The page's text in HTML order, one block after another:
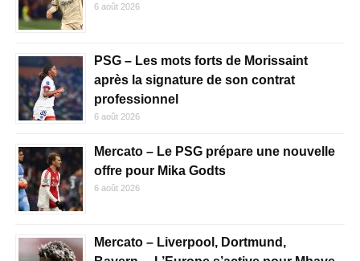
6 août 2026
PSG – Les mots forts de Morissaint
après la signature de son contrat
professionnel
6 août 2026
Mercato – Le PSG prépare une nouvelle
offre pour Mika Godts
6 août 2026
Mercato – Liverpool, Dortmund,